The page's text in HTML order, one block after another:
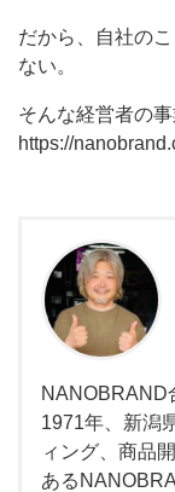
だから、自社の
ない。
そんな経営者の
https://
NANOBRAND
1971年、新潟
ィング、商品
ある